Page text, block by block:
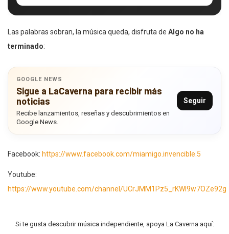
Las palabras sobran, la música queda, disfruta de Algo no ha
terminado:
GOOGLE NEWS
Sigue a LaCaverna para recibir más
noticias
Recibe lanzamientos, reseñas y descubrimientos en
Google News.
Seguir
Facebook: https://www.facebook.com/miamigo.invencible.5
Youtube:
https://www.youtube.com/channel/UCrJMM1Pz5_rKWI9w7OZe92g
Si te gusta descubrir música independiente, apoya La Caverna aquí: